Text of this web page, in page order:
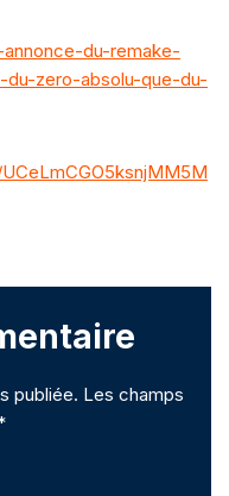
du-remake-
zero-absolu-que-du-
publiée. Les champs